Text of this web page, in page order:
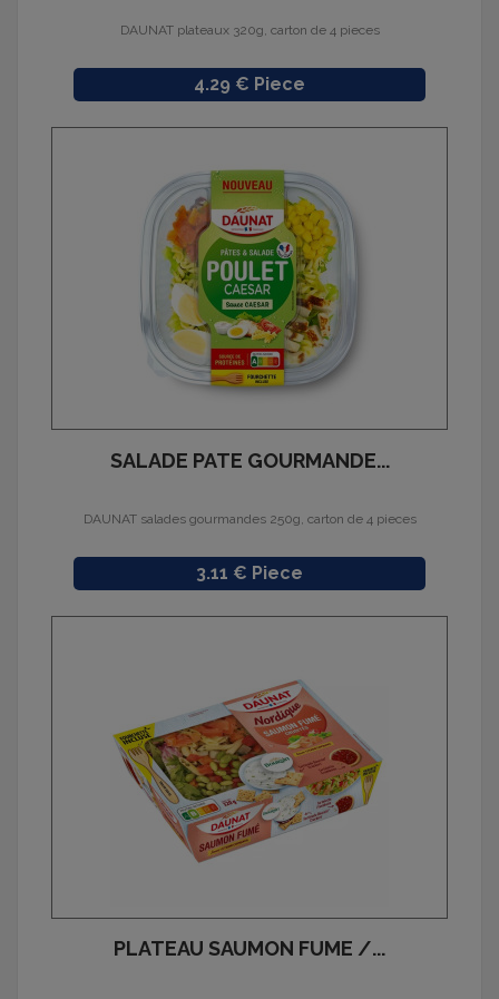
DAUNAT plateaux 320g, carton de 4 pieces
Prix
4.29 € Piece
SALADE PATE GOURMANDE...
DAUNAT salades gourmandes 250g, carton de 4 pieces
Prix
3.11 € Piece
PLATEAU SAUMON FUME /...